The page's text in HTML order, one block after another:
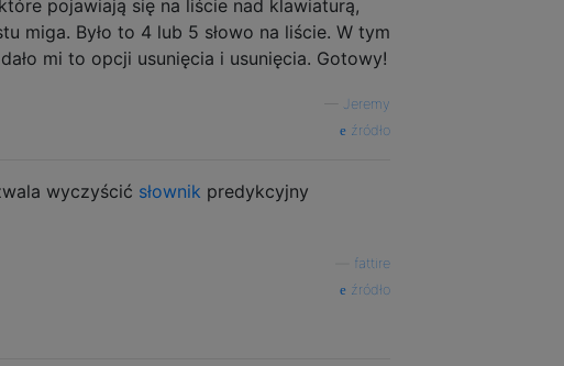
pojawiają się na liście nad klawiaturą,
miga. Było to 4 lub 5 słowo na liście. W tym
mi to opcji usunięcia i usunięcia. Gotowy!
Jeremy
źródło
wyczyścić słownik predykcyjny
fattire
źródło